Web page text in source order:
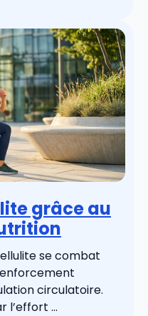
grâce au
se combat
circulatoire.
l’effort ...